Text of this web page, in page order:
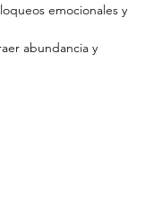
emocionales y
abundancia y